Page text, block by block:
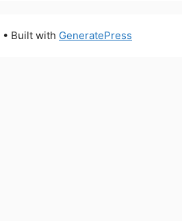
• Built with GeneratePress